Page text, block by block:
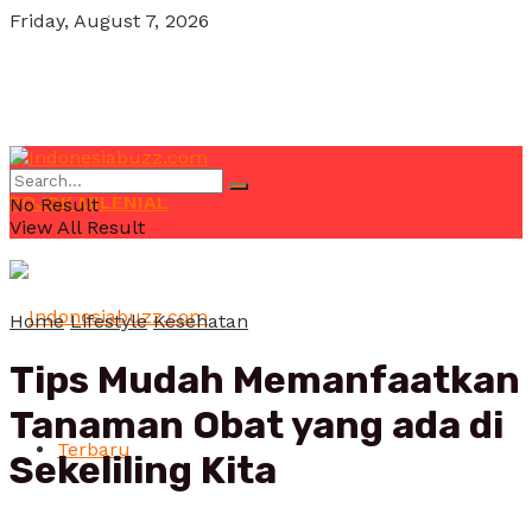
Friday, August 7, 2026
POJOK MILENIAL
Terbaru
No Result
View All Result
Home Lifestyle Kesehatan
Tips Mudah Memanfaatkan
Tanaman Obat yang ada di
Sekeliling Kita